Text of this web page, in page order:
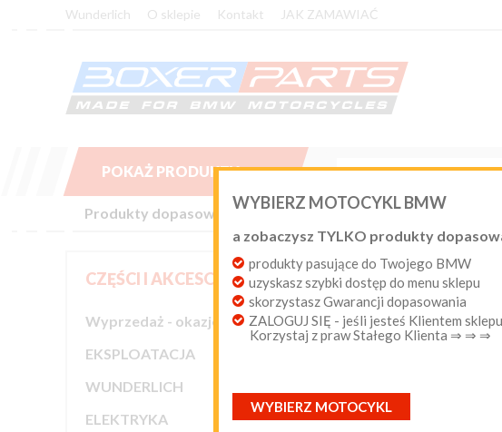
Wunderlich O sklepie Kontakt JAK ZAMAWIAĆ
WYBIERZ MOTOCYKL BMW
a zobaczysz TYLKO produkty
produkty pasujące do Twojego BMW
uzyskasz szybki dostęp do menu sklepu
skorzystasz Gwarancji dopasowania
ZALOGUJ SIĘ - jeśli jesteś Klientem
Korzystaj z praw Stałego Klienta ⇒ ⇒ ⇒
WYBIERZ MOTOCYKL
POKAŻ PRODUKTY 
Produkty dopasowane do Twojego motocykla BMW.
CZĘŚCI I AKCESORIA
Wyprzedaż - okazje cenowe
EKSPLOATACJA
WUNDERLICH

ELEKTRYKA
Sortuj według